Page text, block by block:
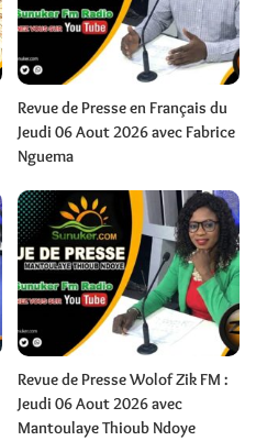
Revue de Presse en Français du
Jeudi 06 Aout 2026 avec Fabrice
Nguema
Revue de Presse Wolof Zik FM :
Jeudi 06 Aout 2026 avec
Mantoulaye Thioub Ndoye